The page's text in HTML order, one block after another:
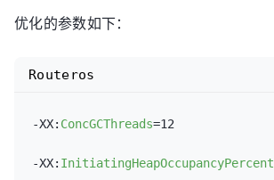
优化的参数如下：
-XX: ConcGCThreads=12
-XX: InitiatingHeapOccupancyPercent
Routeros